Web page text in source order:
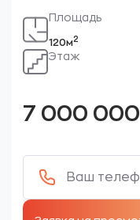
Площадь
120м2
Этаж
7 000 000